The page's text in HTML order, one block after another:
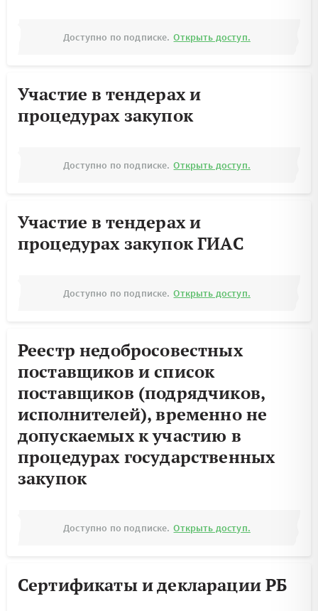
Доступно по подписке. Открыть доступ.
Участие в тендерах и
процедурах закупок
Доступно по подписке. Открыть доступ.
Участие в тендерах и
процедурах закупок ГИАС
Доступно по подписке. Открыть доступ.
Реестр недобросовестных
поставщиков и список
поставщиков (подрядчиков,
исполнителей), временно не
допускаемых к участию в
процедурах государственных
закупок
Доступно по подписке. Открыть доступ.
Сертификаты и декларации РБ